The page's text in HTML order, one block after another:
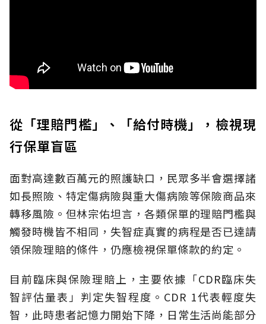
從「理賠門檻」、「給付時機」，檢視現
行保單盲區
面對高達數百萬元的照護缺口，民眾多半會選擇諸
如長照險、特定傷病險與重大傷病險等保險商品來
轉移風險。但林宗佑坦言，各類保單的理賠門檻與
觸發時機皆不相同，失智症真實的病程是否已達請
領保險理賠的條件，仍應檢視保單條款的約定。
目前臨床與保險理賠上，主要依據「CDR臨床失
智評估量表」判定失智程度。CDR 1代表輕度失
智，此時患者記憶力開始下降，日常生活尚能部分